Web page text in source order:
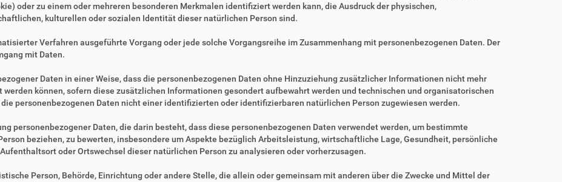
oder zu einem oder mehreren besonderen Merkmalen identifiziert werden kann, die Ausdruck der physischen,
kulturellen oder sozialen Identität dieser natürlichen Person sind.
Verfahren ausgeführte Vorgang oder jede solche Vorgangsreihe im Zusammenhang mit personenbezogenen Daten. Der
mit Daten.
Daten in einer Weise, dass die personenbezogenen Daten ohne Hinzuziehung zusätzlicher Informationen nicht mehr
können, sofern diese zusätzlichen Informationen gesondert aufbewahrt werden und technischen und organisatorischen
personenbezogenen Daten nicht einer identifizierten oder identifizierbaren natürlichen Person zugewiesen werden.
personenbezogener Daten, die darin besteht, dass diese personenbezogenen Daten verwendet werden, um bestimmte
beziehen, zu bewerten, insbesondere um Aspekte bezüglich Arbeitsleistung, wirtschaftliche Lage, Gesundheit, persönliche
oder Ortswechsel dieser natürlichen Person zu analysieren oder vorherzusagen.
Person, Behörde, Einrichtung oder andere Stelle, die allein oder gemeinsam mit anderen über die Zwecke und Mittel der